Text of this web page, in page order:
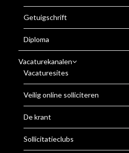
Getuigschrift
Diploma
Vacaturekanalen
Vacaturesites
Veilig online solliciteren
De krant
Sollicitatieclubs